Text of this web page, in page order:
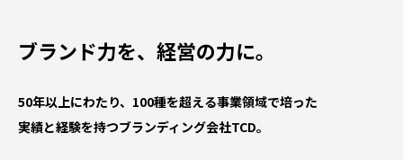
ブランド力を、経営の力に。
50年以上にわたり、100種を超える事業領域で培った
実績と経験を持つブランディング会社TCD。